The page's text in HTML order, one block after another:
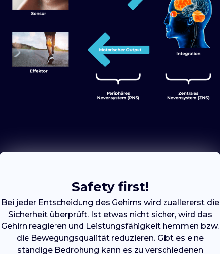
Safety first!
Bei jeder Entscheidung des Gehirns wird zuallererst die
Sicherheit überprüft. Ist etwas nicht sicher, wird das
Gehirn reagieren und Leistungsfähigkeit hemmen bzw.
die Bewegungsqualität reduzieren. Gibt es eine
ständige Bedrohung kann es zu verschiedenen